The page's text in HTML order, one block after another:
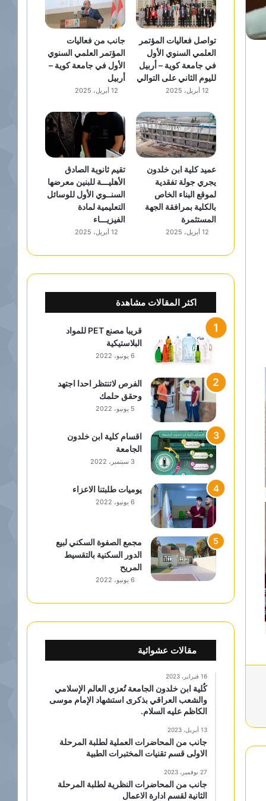
تواصل فعاليات المؤتمر
العلمي السنوي الأول
في جامعة كوية – أربيل
لليوم الثاني على التوالي
12 أبريل، 2025
جانب من فعاليات
المؤتمر العلمي السنوي
الأول في جامعة كوية –
أربيل
12 أبريل، 2025
عميد كلية ابن خلدون
يجري جولة تفقدية
لموقع البناء الخاص
بالكلية بمرافقة الجهة
المستثمرة
12 أبريل، 2025
تقيم ثانوية الصادق
الأهليـــة للبنين معرضها
السنــوي الأول للوسائل
التعليمية لمادة
الفيزيـــاء
12 أبريل، 2025
اكثر المقالات مشاهدة
قريبا مصنع PET للمواد
البلاستيكية
6 يونيو، 2022
الفرص لاتنتظر احدا اجتهد
وحقق حلمك
5 يونيو، 2022
اقسام كلية ابن خلدون
الجامعة
3 سبتمبر، 2022
يوميات طلبتنا الاعزاء
6 يونيو، 2022
مجمع الصفوة السكني لبيع
الدور السكنية بالتقسيط
المريح
6 يونيو، 2022
مقالات عشوائية
16 فبراير، 2023
كُلية ابن خلدون الجامعة تُعزي العالم الإسلامي
والشعب العراقي بذكرى استشهاد الإمام موسى
الكاظم عليه السلام.
13 أبريل، 2023
جانب من المحاضرات العملية لطلبة المرحلة
الاولى قسم تقنيات المختبرات الطبية
27 نوفمبر، 2023
جانب من المحاضرات النظرية لطلبة المرحلة
الثانية لقسم ادارة الاعمال